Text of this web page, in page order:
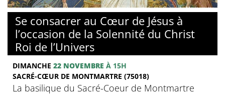
© Basilique du Sacré-Coeur de Montmartre
Se consacrer au Cœur de Jésus à
l’occasion de la Solennité du Christ
Roi de l’Univers
DIMANCHE 22 NOVEMBRE À 15H
SACRÉ-CŒUR DE MONTMARTRE (75018)
La basilique du Sacré-Coeur de Montmartre